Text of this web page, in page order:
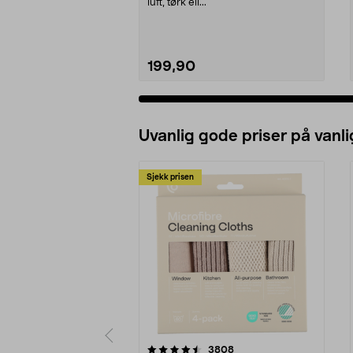
luft, tørk ell...
199,90
Uvanlig gode priser på
Sjekk prisen
3808anmeldelser
4.5av 5 stjerner